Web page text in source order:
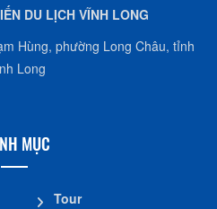
DU LỊCH VĨNH LONG
Hùng, phường Long Châu, tỉnh
Long
MỤC
Tour